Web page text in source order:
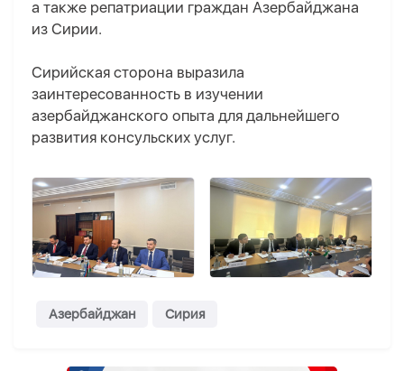
а также репатриации граждан Азербайджана
из Сирии.
Сирийская сторона выразила
заинтересованность в изучении
азербайджанского опыта для дальнейшего
развития консульских услуг.
Азербайджан Сирия